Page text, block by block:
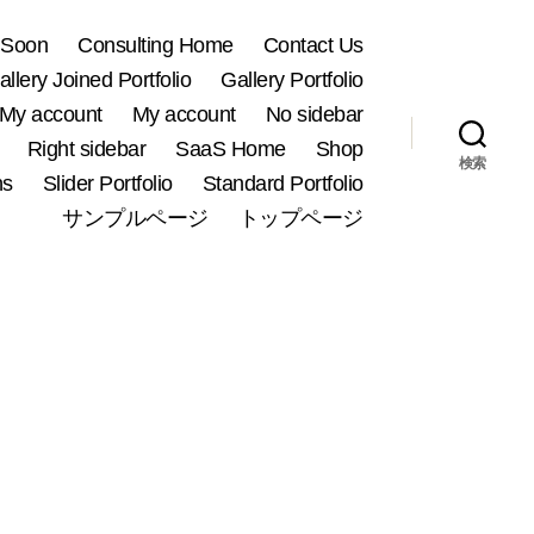
Consulting Home
Contact Us
Joined Portfolio
Gallery Portfolio
My account My account
No sidebar
Right sidebar SaaS Home
Shop
Slider Portfolio
Standard Portfolio
サンプルページ
トップページ
検索